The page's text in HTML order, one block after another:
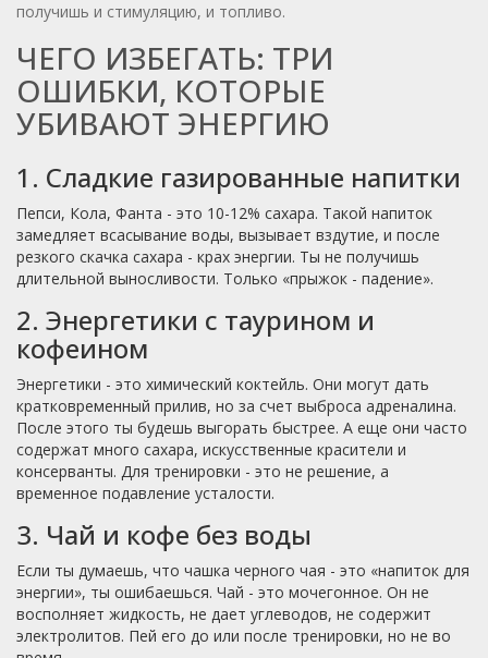
получишь и стимуляцию, и топливо.
ЧЕГО ИЗБЕГАТЬ: ТРИ
ОШИБКИ, КОТОРЫЕ
УБИВАЮТ ЭНЕРГИЮ
1. Сладкие газированные напитки
Пепси, Кола, Фанта - это 10-12% сахара. Такой напиток
замедляет всасывание воды, вызывает вздутие, и после
резкого скачка сахара - крах энергии. Ты не получишь
длительной выносливости. Только «прыжок - падение».
2. Энергетики с таурином и
кофеином
Энергетики - это химический коктейль. Они могут дать
кратковременный прилив, но за счет выброса адреналина.
После этого ты будешь выгорать быстрее. А еще они часто
содержат много сахара, искусственные красители и
консерванты. Для тренировки - это не решение, а
временное подавление усталости.
3. Чай и кофе без воды
Если ты думаешь, что чашка черного чая - это «напиток для
энергии», ты ошибаешься. Чай - это мочегонное. Он не
восполняет жидкость, не дает углеводов, не содержит
электролитов. Пей его до или после тренировки, но не во